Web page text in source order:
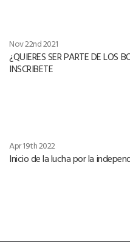
Nov 22nd 2021
¿QUIERES SER PARTE DE LOS
INSCRIBETE
Apr 19th 2022
Inicio de la lucha por la